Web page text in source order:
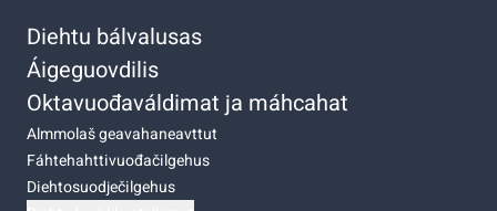
Diehtu bálvalusas
Áigeguovdilis
Oktavuođaváldimat ja máhcahat
Almmolaš geavahaneavttut
Fáhtehahttivuođačilgehus
Diehtosuodječilgehus